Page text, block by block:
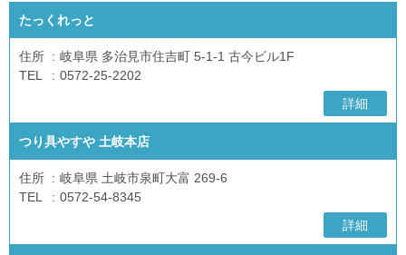
たっくれっと
住所
岐阜県 多治見市住吉町 5-1-1 古今ビル1F
TEL
0572-25-2202
詳細
つり具やすや 土岐本店
住所
岐阜県 土岐市泉町大富 269-6
TEL
0572-54-8345
詳細